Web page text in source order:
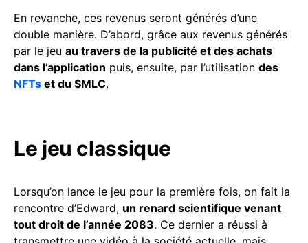
En revanche, ces revenus seront générés d’une
double manière. D’abord, grâce aux revenus générés
par le jeu au travers de la publicité et des achats
dans l’application puis, ensuite, par l’utilisation des
NFTs et du $MLC.
Le jeu classique
Lorsqu’on lance le jeu pour la première fois, on fait la
rencontre d’Edward, un renard scientifique venant
tout droit de l’année 2083. Ce dernier a réussi à